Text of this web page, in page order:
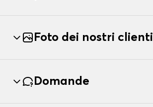
Foto dei nostri clienti
Domande